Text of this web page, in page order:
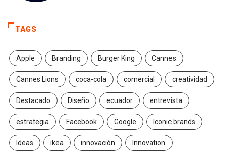
TAGS
Apple Branding Burger King Cannes
Cannes Lions coca-cola comercial creatividad
Destacado Diseño ecuador entrevista
estrategia Facebook Google Iconic brands
Ideas ikea innovación Innovation